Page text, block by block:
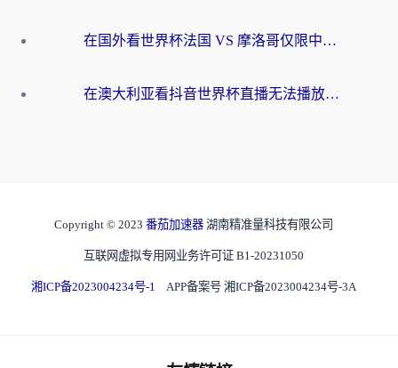
在国外看世界杯法国 VS 摩洛哥仅限中国大陆？别让地域限制拦下你的欢呼
在澳大利亚看抖音世界杯直播无法播放？海外党体育观赛终极指南来了！
Copyright © 2023 番茄加速器 湖南精准量科技有限公司
互联网虚拟专用网业务许可证 B1-20231050
湘ICP备2023004234号-1 APP备案号 湘ICP备2023004234号-3A